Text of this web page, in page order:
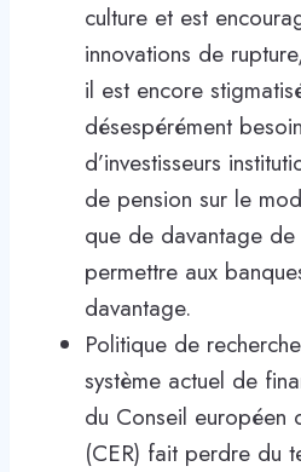
culture et est
innovations de
il est encore
désespérément
d’investisseurs
de pension sur le
que de davantage
permettre aux
davantage.
Politique de
système actuel de
du Conseil européen
(CER) fait perdre du